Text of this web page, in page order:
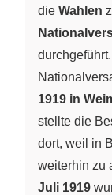
die Wahlen
1919 in
stellte die
dort, weil in
weiterhin zu
Juli 1919